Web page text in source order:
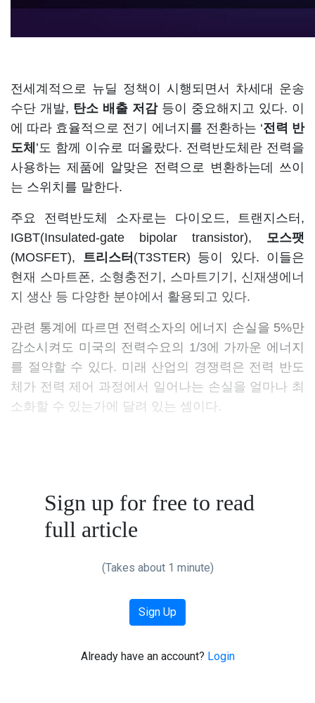
전세계적으로 뉴딜 정책이 시행되면서 차세대 운송
수단 개발, 탄소 배출 저감등이 중요해지고 있다. 이
에 따라 효율적으로 전기 에너지를 전환하는 ‘전력 반
도체 ’도 함께 이슈로 떠올랐다. 전력반도체란 전력을
사용하는 제품에 알맞은 전력으로 변환하는데 쓰이
는 스위치를 말한다.
주요 전력반도체 소자로는 다이오드, 트랜지스터,
IGBT(Insulated-gate bipolar transistor), 모스팻
(MOSFET), 트리스터 (T3STER) 등이 있다. 이들은
현재 스마트폰, 소형충전기, 스마트기기, 신재생에너
지 생산 등 다양한 분야에서 활용되고 있다.
관련 통계에 따르면 전력소자의 에너지 손실을 5%만
감소시켜도 미국의 전력수요의 1/3에 가까운 에너지
를 절약할 수 있다. 미래 산업의 경쟁력은 전력 반도
체가 전력 제어 과정에서 일어나는 손실을 얼마나 최
소화할 수 있는가에 달려 있는 셈이다.
Sign up for free to read
full article
(Takes about 1 minute)
Sign Up
Already have an account? Login